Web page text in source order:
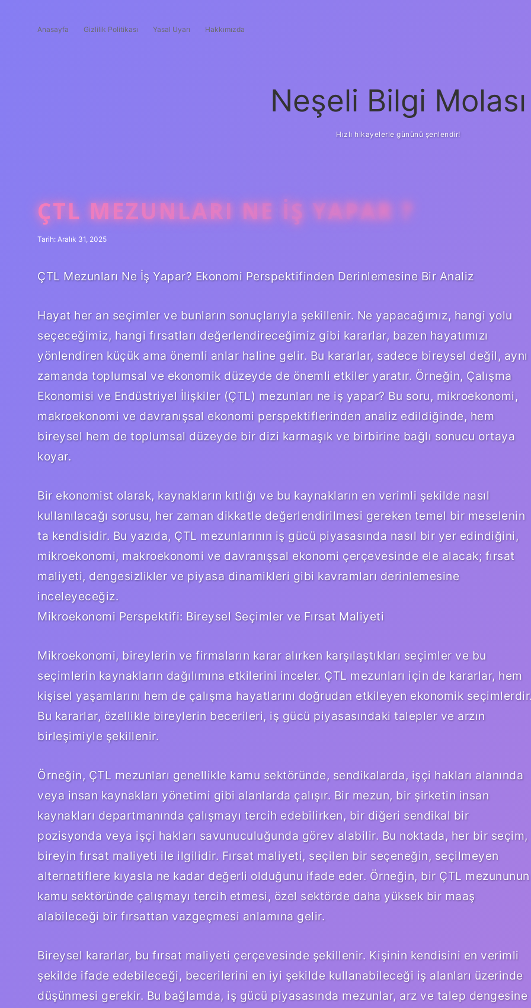
Anasayfa Gizlilik Politikası Yasal Uyarı Hakkımızda
Neşeli Bilgi Molası
Hızlı hikayelerle gününü şenlendir!
ÇTL MEZUNLARI NE IŞ YAPAR ?
Tarih: Aralık 31, 2025
ÇTL Mezunları Ne İş Yapar? Ekonomi Perspektifinden Derinlemesine Bir Analiz
Hayat her an seçimler ve bunların sonuçlarıyla şekillenir. Ne yapacağımız, hangi yolu
seçeceğimiz, hangi fırsatları değerlendireceğimiz gibi kararlar, bazen hayatımızı
yönlendiren küçük ama önemli anlar haline gelir. Bu kararlar, sadece bireysel değil, aynı
zamanda toplumsal ve ekonomik düzeyde de önemli etkiler yaratır. Örneğin, Çalışma
Ekonomisi ve Endüstriyel İlişkiler (ÇTL) mezunları ne iş yapar? Bu soru, mikroekonomi,
makroekonomi ve davranışsal ekonomi perspektiflerinden analiz edildiğinde, hem
bireysel hem de toplumsal düzeyde bir dizi karmaşık ve birbirine bağlı sonucu ortaya
koyar.
Bir ekonomist olarak, kaynakların kıtlığı ve bu kaynakların en verimli şekilde nasıl
kullanılacağı sorusu, her zaman dikkatle değerlendirilmesi gereken temel bir meselenin
ta kendisidir. Bu yazıda, ÇTL mezunlarının iş gücü piyasasında nasıl bir yer edindiğini,
mikroekonomi, makroekonomi ve davranışsal ekonomi çerçevesinde ele alacak; fırsat
maliyeti, dengesizlikler ve piyasa dinamikleri gibi kavramları derinlemesine
inceleyeceğiz.
Mikroekonomi Perspektifi: Bireysel Seçimler ve Fırsat Maliyeti
Mikroekonomi, bireylerin ve firmaların karar alırken karşılaştıkları seçimler ve bu
seçimlerin kaynakların dağılımına etkilerini inceler. ÇTL mezunları için de kararlar, hem
kişisel yaşamlarını hem de çalışma hayatlarını doğrudan etkileyen ekonomik
Bu kararlar, özellikle bireylerin becerileri, iş gücü piyasasındaki talepler ve arzın
birleşimiyle şekillenir.
Örneğin, ÇTL mezunları genellikle kamu sektöründe, sendikalarda, işçi hakları alanında
veya insan kaynakları yönetimi gibi alanlarda çalışır. Bir mezun, bir şirketin insan
kaynakları departmanında çalışmayı tercih edebilirken, bir diğeri sendikal bir
pozisyonda veya işçi hakları savunuculuğunda görev alabilir. Bu noktada, her bir seçim,
bireyin fırsat maliyeti ile ilgilidir. Fırsat maliyeti, seçilen bir seçeneğin, seçilmeyen
alternatiflere kıyasla ne kadar değerli olduğunu ifade eder. Örneğin, bir ÇTL mezununun
kamu sektöründe çalışmayı tercih etmesi, özel sektörde daha yüksek bir maaş
alabileceği bir fırsattan vazgeçmesi anlamına gelir.
Bireysel kararlar, bu fırsat maliyeti çerçevesinde şekillenir. Kişinin kendisini en verimli
şekilde ifade edebileceği, becerilerini en iyi şekilde kullanabileceği iş alanları üzerinde
düşünmesi gerekir. Bu bağlamda, iş gücü piyasasında mezunlar, arz ve talep dengesine